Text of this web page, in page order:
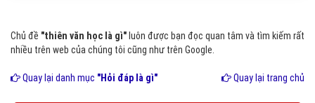
Chủ đề "thiên văn học là gì" luôn được bạn đọc quan tâm và tìm kiếm rất
nhiều trên web của chúng tôi cũng như trên Google.
Quay lại danh mục "Hỏi đáp là gì" Quay lại trang chủ